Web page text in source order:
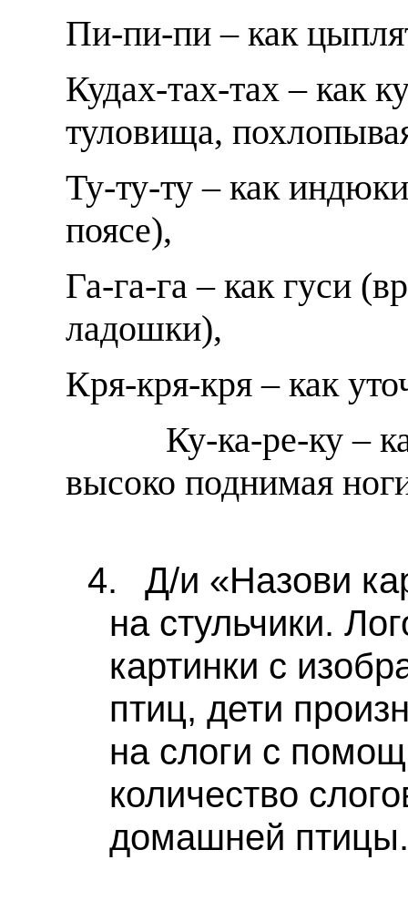
Пи-пи-пи – как
Кудах-тах-тах – как
туловища,
Ту-ту-ту – как
поясе),
Га-га-га – как гуси
ладошки),
Кря-кря-кря – как
Ку-ка-ре-ку – как
высоко поднимая
4.
Д/и «Назови
на стульчики.
картинки с
птиц, дети
на слоги с
количество
домашней птицы.